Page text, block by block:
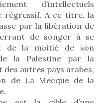
d’intellectuels
régressif. A ce titre, la
par la libération de
de songer à se
de la moitié de son
la Palestine par la
autres pays arabes,
de La Mecque de la